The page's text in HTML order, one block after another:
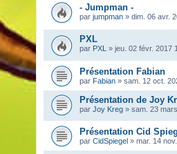
- Jumpman -
par jumpman » dim. 06 avr.
PXL
par PXL » jeu. 02 févr. 2017
Présentation Fabian
par Fabian » sam. 12 oct.
Présentation de Joy
par Joy Kreg » sam. 23
Présentation Cid
par CidSpiegel » mar. 14